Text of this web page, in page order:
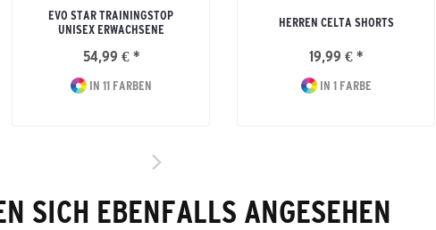
EVO STAR TRAININGSTOP
UNISEX ERWACHSENE
54,99 € *
IN 11 FARBEN
HERREN CELTA SHORTS
19,99 € *
IN 1 FARBE
SICH EBENFALLS ANGESEHEN